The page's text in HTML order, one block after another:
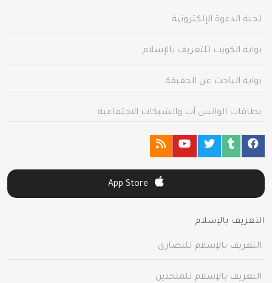
لجنة الدعوة الإلكترونية
بوابة الكويت للتعريف بالإسلام
بوابة الباحث عن الحقيقة
بطاقات الواتس آب والشبكات الاجتماعية
التعريف بالإسلام
التعريف بالإسلام للنصارى
التعريف بالإسلام للملحدين